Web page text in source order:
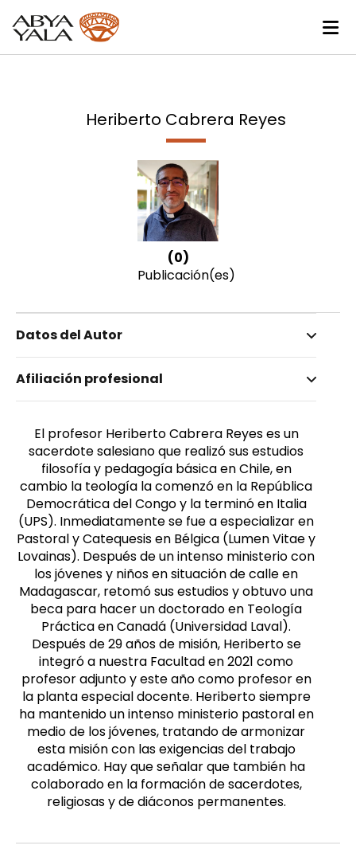
Heriberto Cabrera Reyes
(0)
Publicación(es)
Datos del Autor
Cabrera Reyes, Heriberto
Afiliación profesional
El profesor Heriberto Cabrera Reyes es un
sacerdote salesiano que realizó sus estudios
filosofía y pedagogía básica en Chile, en
cambio la teología la comenzó en la República
Democrática del Congo y la terminó en Italia
(UPS). Inmediatamente se fue a especializar en
Pastoral y Catequesis en Bélgica (Lumen Vitae y
Lovainas). Después de un intenso ministerio con
los jóvenes y niños en situación de calle en
Madagascar, retomó sus estudios y obtuvo una
beca para hacer un doctorado en Teología
Práctica en Canadá (Universidad Laval).
Después de 29 años de misión, Heriberto se
integró a nuestra Facultad en 2021 como
profesor adjunto y este año como profesor en
la planta especial docente. Heriberto siempre
ha mantenido un intenso ministerio pastoral en
medio de los jóvenes, tratando de armonizar
esta misión con las exigencias del trabajo
académico. Hay que señalar que también ha
colaborado en la formación de sacerdotes,
religiosas y de diáconos permanentes.